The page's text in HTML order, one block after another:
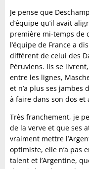
Je pense que
d’équipe qu’il avait
première mi-temps de
l’équipe de France a
différent de celui des
Péruviens. Ils se
entre les lignes,
et n’a plus ses jambes
à faire dans son dos
Très franchement, je
de la verve et que ses
vraiment mettre
optimiste, elle n’a pas
talent et l’Argentine,